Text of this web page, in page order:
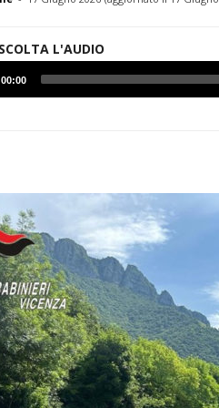
L'AUDIO
00:00